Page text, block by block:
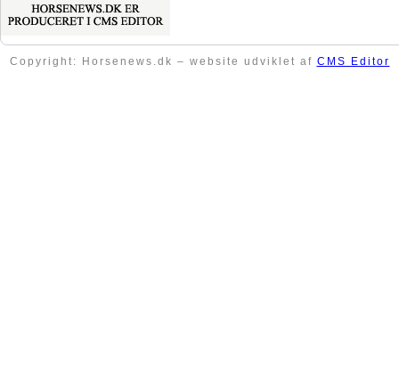
Copyright: Horsenews.dk – website udviklet af CMS Editor